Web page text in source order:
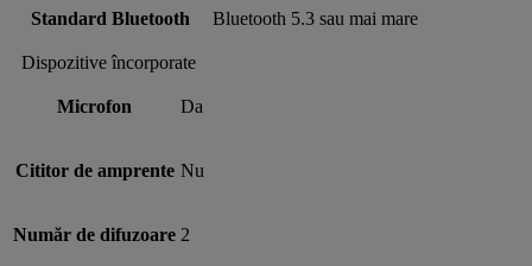
Standard Bluetooth Bluetooth 5.3 sau mai mare
Dispozitive încorporate
Microfon Da
Cititor de amprente Nu
Număr de difuzoare 2